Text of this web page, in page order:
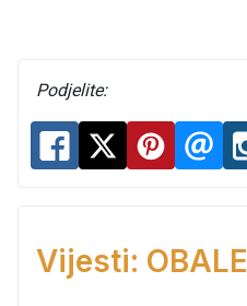
Podjelite:
Vijesti: OBALE